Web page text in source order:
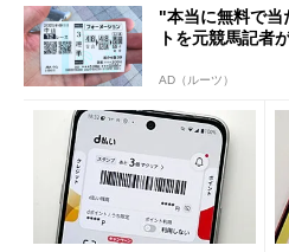
"本当に無料で当
トを元競馬記者
AD（ルーツ）